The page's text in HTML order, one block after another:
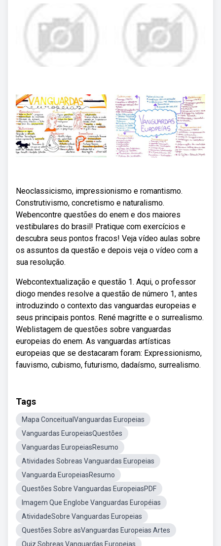
Neoclassicismo, impressionismo e romantismo.
Construtivismo, concretismo e naturalismo.
Webencontre questões do enem e dos maiores
vestibulares do brasil! Pratique com exercícios e
descubra seus pontos fracos! Veja vídeo aulas sobre
os assuntos da questão e depois veja o vídeo com a
sua resolução.
Webcontextualização e questão 1. Aqui, o professor
diogo mendes resolve a questão de número 1, antes
introduzindo o contexto das vanguardas europeias e
seus principais pontos. René magritte e o surrealismo.
Weblistagem de questões sobre vanguardas
europeias do enem. As vanguardas artísticas
europeias que se destacaram foram: Expressionismo,
fauvismo, cubismo, futurismo, dadaísmo, surrealismo.
Tags
Mapa ConceitualVanguardas Europeias
Vanguardas EuropeiasQuestões
Vanguardas EuropeiasResumo
Atividades Sobreas Vanguardas Europeias
Vanguarda EuropeiasResumo
Questões Sobre Vanguardas EuropeiasPDF
Imagem Que Englobe Vanguardas Européias
AtividadeSobre Vanguardas Europeias
Questões Sobre asVanguardas Europeias Artes
Quiz Sobreas Vanguardas Europeias